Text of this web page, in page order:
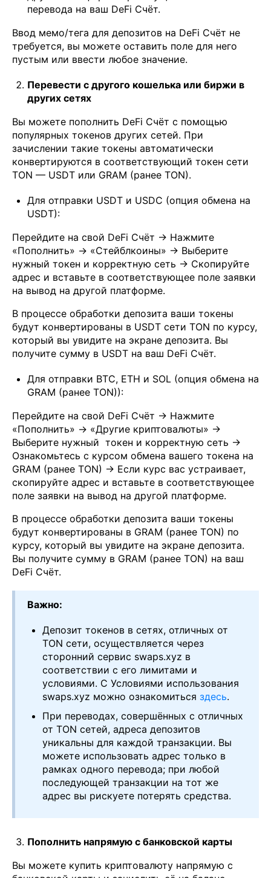
перевода на ваш DeFi Счёт.
Ввод мемо/тега для депозитов на DeFi Счёт не
требуется, вы можете оставить поле для него
пустым или ввести любое значение.
Перевести с другого кошелька или биржи в
других сетях
Вы можете пополнить DeFi Счёт с помощью
популярных токенов других сетей. При
зачислении такие токены автоматически
конвертируются в соответствующий токен сети
TON — USDT или GRAM (ранее TON).
Для отправки USDT и USDC (опция обмена на
USDT):
Перейдите на свой DeFi Счёт → Нажмите
«Пополнить» → «Стейблкоины» → Выберите
нужный токен и корректную сеть → Скопируйте
адрес и вставьте в соответствующее поле заявки
на вывод на другой платформе.
В процессе обработки депозита ваши токены
будут конвертированы в USDT сети TON по курсу,
который вы увидите на экране депозита. Вы
получите сумму в USDT на ваш DeFi Счёт.
Для отправки BTC, ETH и SOL (опция обмена на
GRAM (ранее TON)):
Перейдите на свой DeFi Счёт → Нажмите
«Пополнить» → «Другие криптовалюты» →
Выберите нужный токен и корректную сеть →
Ознакомьтесь с курсом обмена вашего токена на
GRAM (ранее TON) → Если курс вас устраивает,
скопируйте адрес и вставьте в соответствующее
поле заявки на вывод на другой платформе.
В процессе обработки депозита ваши токены
будут конвертированы в GRAM (ранее TON) по
курсу, который вы увидите на экране депозита.
Вы получите сумму в GRAM (ранее TON) на ваш
DeFi Счёт.
Важно:
Депозит токенов в сетях, отличных от
TON сети, осуществляется через
сторонний сервис swaps.xyz в
соответствии с его лимитами и
условиями. С Условиями использования
swaps.xyz можно ознакомиться здесь.
При переводах, совершённых с отличных
от TON сетей, адреса депозитов
уникальны для каждой транзакции. Вы
можете использовать адрес только в
рамках одного перевода; при любой
последующей транзакции на тот же
адрес вы рискуете потерять средства.
Пополнить напрямую с банковской карты
Вы можете купить криптовалюту напрямую с